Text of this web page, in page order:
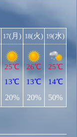
17(月)
25℃
13℃
20%
18(火)
26℃
13℃
20%
19(水)
25℃
14℃
50%